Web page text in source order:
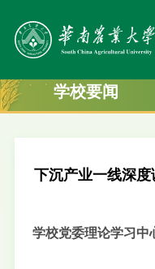
学校要闻
下沉产业一线深
学校党委理论学习中